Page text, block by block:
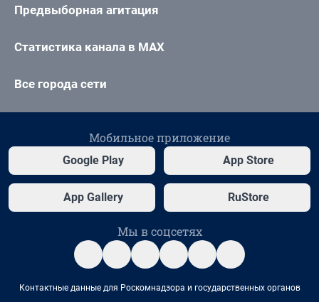
Предвыборная агитация
Статистика канала в MAX
Все города сети
Мобильное приложение
Google Play App Store
App Gallery RuStore
Мы в соцсетях
Контактные данные для Роскомнадзора и государственных органов